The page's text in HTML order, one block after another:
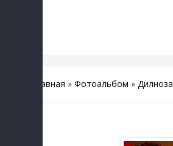
Главная » Фотоальбом »